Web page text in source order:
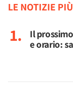
LE NOTIZIE
Il
e orario: